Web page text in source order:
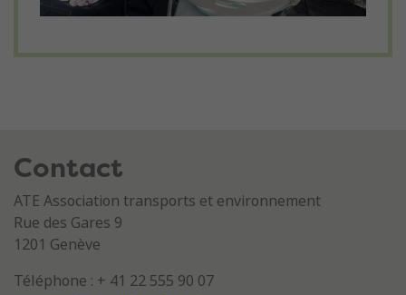
Contact
ATE Association transports et environnement
Rue des Gares 9
1201 Genève
Téléphone : + 41 22 555 90 07